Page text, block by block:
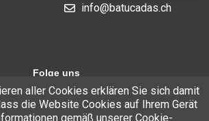
info@batucadas.ch
Folge uns
aller Cookies erklären Sie sich damit
die Website Cookies auf Ihrem Gerät
gemäß unserer Cookie-